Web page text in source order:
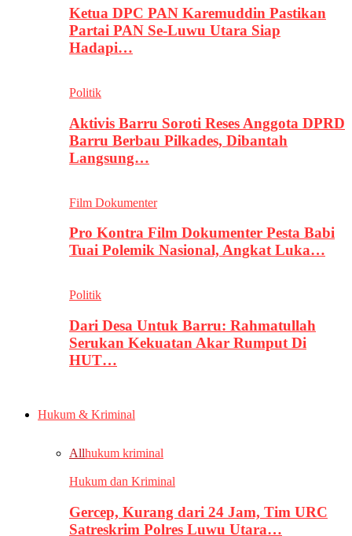
Ketua DPC PAN Karemuddin Pastikan
Partai PAN Se-Luwu Utara Siap
Hadapi…
Politik
Aktivis Barru Soroti Reses Anggota DPRD
Barru Berbau Pilkades, Dibantah
Langsung…
Film Dokumenter
Pro Kontra Film Dokumenter Pesta Babi
Tuai Polemik Nasional, Angkat Luka…
Politik
Dari Desa Untuk Barru: Rahmatullah
Serukan Kekuatan Akar Rumput Di
HUT…
Hukum & Kriminal
Allhukum kriminal
Hukum dan Kriminal
Gercep, Kurang dari 24 Jam, Tim URC
Satreskrim Polres Luwu Utara…